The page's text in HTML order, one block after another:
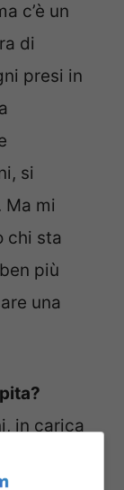
c’è un
di
presi in
si
mi
chi sta
più
una
in carica
al